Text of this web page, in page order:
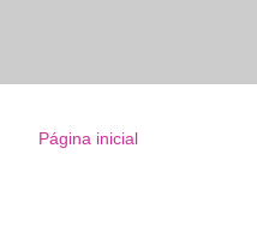
Página inicial